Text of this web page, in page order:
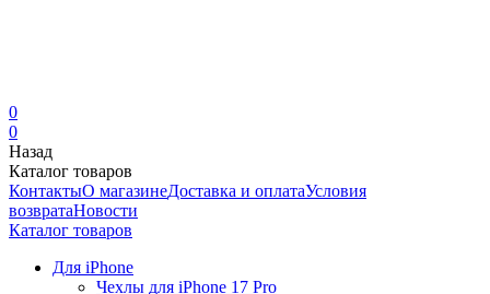
0
0
Назад
Каталог товаров
КонтактыО магазинеДоставка и оплатаУсловия
возвратаНовости
Каталог товаров
Для iPhone
Чехлы для iPhone 17 Pro